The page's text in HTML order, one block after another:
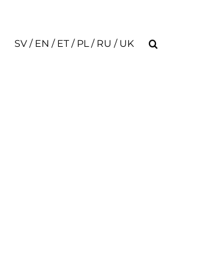
SV / EN / ET / PL / RU / UK